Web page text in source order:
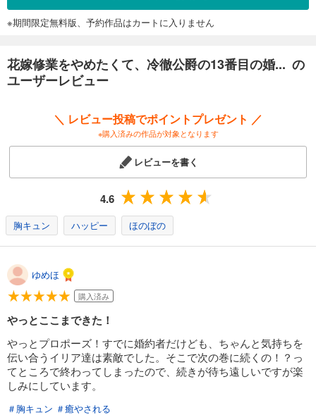
※期間限定無料版、予約作品はカートに入りません
花嫁修業をやめたくて、冷徹公爵の13番目の婚... の
ユーザーレビュー
＼ レビュー投稿でポイントプレゼント ／
※購入済みの作品が対象となります
レビューを書く
4.6
胸キュン ハッピー ほのぼの
ゆめほ
購入済み
やっとここまできた！
やっとプロポーズ！すでに婚約者だけども、ちゃんと気持ちを
伝い合うイリア達は素敵でした。そこで次の巻に続くの！？っ
てところで終わってしまったので、続きが待ち遠しいですが楽
しみにしています。
＃胸キュン ＃癒やされる